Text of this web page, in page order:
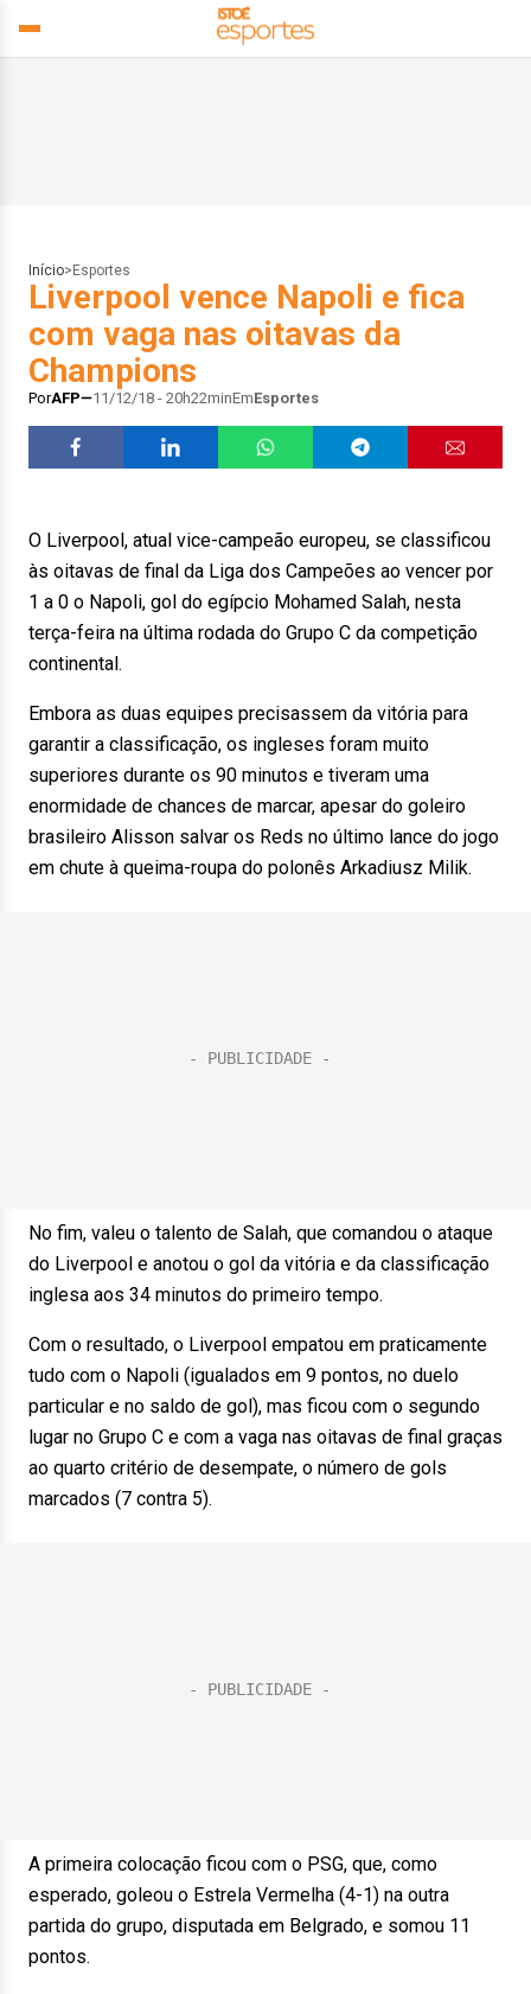
Início> Esportes
Liverpool vence Napoli e fica
com vaga nas oitavas da
Champions
PorAFP 11/12/18 - 20h22minEmEsportes
O Liverpool, atual vice-campeão europeu, se classificou
às oitavas de final da Liga dos Campeões ao vencer por
1 a 0 o Napoli, gol do egípcio Mohamed Salah, nesta
terça-feira na última rodada do Grupo C da competição
continental.
Embora as duas equipes precisassem da vitória para
garantir a classificação, os ingleses foram muito
superiores durante os 90 minutos e tiveram uma
enormidade de chances de marcar, apesar do goleiro
brasileiro Alisson salvar os Reds no último lance do jogo
em chute à queima-roupa do polonês Arkadiusz Milik.
No fim, valeu o talento de Salah, que comandou o ataque
do Liverpool e anotou o gol da vitória e da classificação
inglesa aos 34 minutos do primeiro tempo.
Com o resultado, o Liverpool empatou em praticamente
tudo com o Napoli (igualados em 9 pontos, no duelo
particular e no saldo de gol), mas ficou com o segundo
lugar no Grupo C e com a vaga nas oitavas de final graças
ao quarto critério de desempate, o número de gols
marcados (7 contra 5).
A primeira colocação ficou com o PSG, que, como
esperado, goleou o Estrela Vermelha (4-1) na outra
partida do grupo, disputada em Belgrado, e somou 11
pontos.